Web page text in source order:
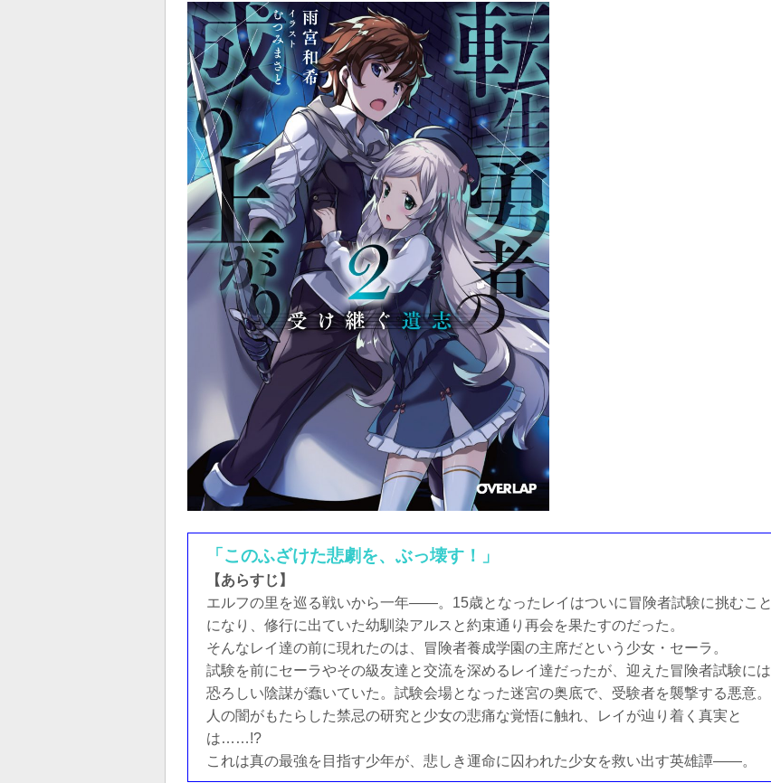
「このふざけた悲劇を、ぶっ壊す！」
【あらすじ】
エルフの里を巡る戦いから一年――。15歳となったレイはついに冒険者試験に挑むこと
になり、修行に出ていた幼馴染アルスと約束通り再会を果たすのだった。
そんなレイ達の前に現れたのは、冒険者養成学園の主席だという少女・セーラ。
試験を前にセーラやその級友達と交流を深めるレイ達だったが、迎えた冒険者試験には
恐ろしい陰謀が蠢いていた。試験会場となった迷宮の奥底で、受験者を襲撃する悪意。
人の闇がもたらした禁忌の研究と少女の悲痛な覚悟に触れ、レイが辿り着く真実と
は……!?
これは真の最強を目指す少年が、悲しき運命に囚われた少女を救い出す英雄譚――。